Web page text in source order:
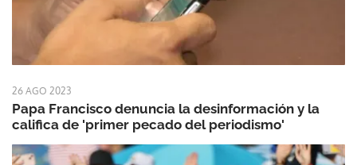
26 AGO 2023
Papa Francisco denuncia la desinformación y la
califica de 'primer pecado del periodismo'